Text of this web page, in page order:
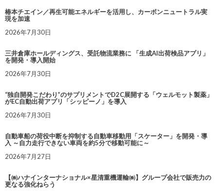
椿本チエイン／再生可能エネルギーを活用し、カーボンニュートラル実
現を加速
2026年7月30日
三井倉庫ホールディングス、受託物流業務に 「生成AI出荷検品アプリ」
を開発・導入開始
2026年7月30日
“独自開発こだわり”のサプリメントでD2C展開する「ウェルモット製薬」
がEC自動出荷アプリ「シッピーノ」を導入
2026年7月30日
自動車船の荷役中断を抑制する自動車移動用「スケーター」を開発・導
入 ～自力走行できない車両を約5分で移動可能に～
2026年7月27日
【㈱ハナインターナショナル×星清重機運輸㈱】グループ会社で販売力の
更なる強化ねらう